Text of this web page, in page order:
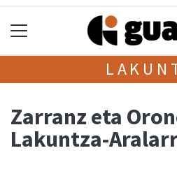
Zarranz eta
Lakuntza-